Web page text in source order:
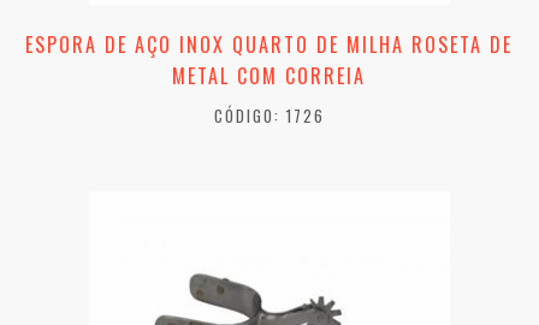
ESPORA DE AÇO INOX QUARTO DE MILHA ROSETA DE
METAL COM CORREIA
CÓDIGO: 1726